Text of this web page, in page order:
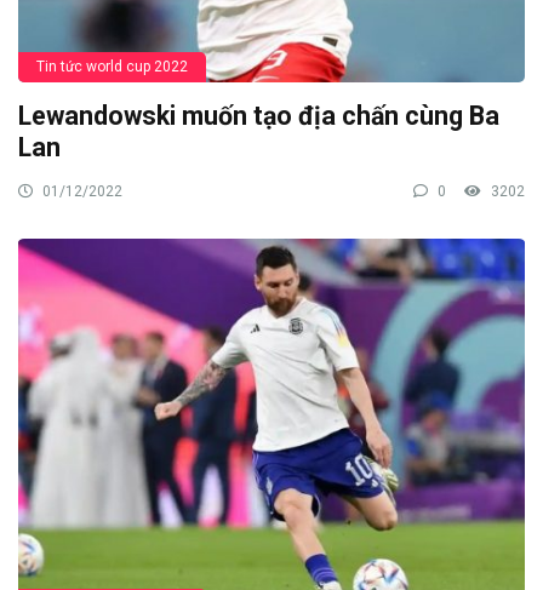
Tin tức world cup 2022
Lewandowski muốn tạo địa chấn cùng Ba
Lan
01/12/2022 0 3202